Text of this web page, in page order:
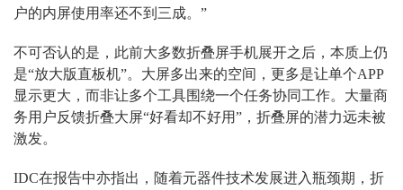
户的内屏使用率还不到三成。”
不可否认的是，此前大多数折叠屏手机展开之后，本质上仍
是“放大版直板机”。大屏多出来的空间，更多是让单个APP
显示更大，而非让多个工具围绕一个任务协同工作。大量商
务用户反馈折叠大屏“好看却不好用”，折叠屏的潜力远未被
激发。
IDC在报告中亦指出，随着元器件技术发展进入瓶颈期，折